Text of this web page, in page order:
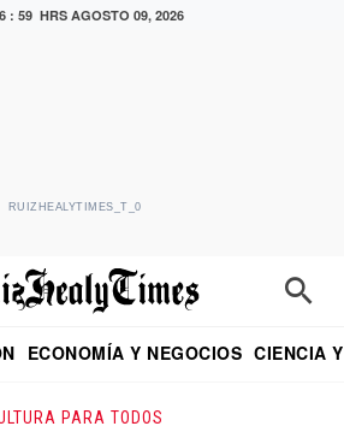
: 00 HRS AGOSTO 09, 2026
RUIZHEALYTIMES_T_0
ECONOMÍA Y NEGOCIOS CIENCIA
PARA TODOS